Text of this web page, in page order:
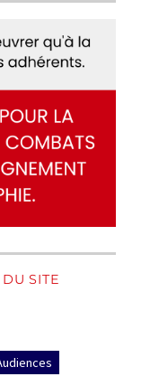
SITE